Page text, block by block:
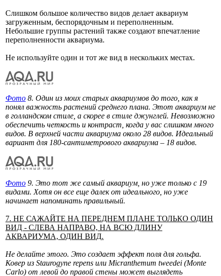
Слишком большое количество видов делает аквариум
загруженным, беспорядочным и переполненным.
Небольшие группы растений также создают впечатление
переполненности аквариума.
Не используйте один и тот же вид в нескольких местах.
Фото 8. Один из моих старых аквариумов до того, как я
понял важность растений среднего плана. Этот аквариум не
в голландском стиле, а скорее в стиле джунглей. Невозможно
обеспечить четкость и контраст, когда у вас слишком много
видов. В верхней части аквариума около 28 видов. Идеальный
вариант для 180-сантиметрового аквариума – 18 видов.
Фото 9. Это тот же самый аквариум, но уже только с 19
видами. Хотя он все еще далек от идеального, но уже
начинает напоминать правильный.
7. НЕ САЖАЙТЕ НА ПЕРЕДНЕМ ПЛАНЕ ТОЛЬКО ОДИН
ВИД - СЛЕВА НАПРАВО, НА ВСЮ ДЛИНУ
АКВАРИУМА, ОДИН ВИД.
Не делайте этого. Это создает эффект поля для гольфа.
Ковер из Staurogyne repens или Micranthemum tweedei (Monte
Carlo) от левой до правой стены может выглядеть